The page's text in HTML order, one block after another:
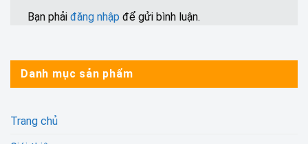
Bạn phải đăng nhập để gửi bình luận.
Danh mục sản phẩm
Trang chủ